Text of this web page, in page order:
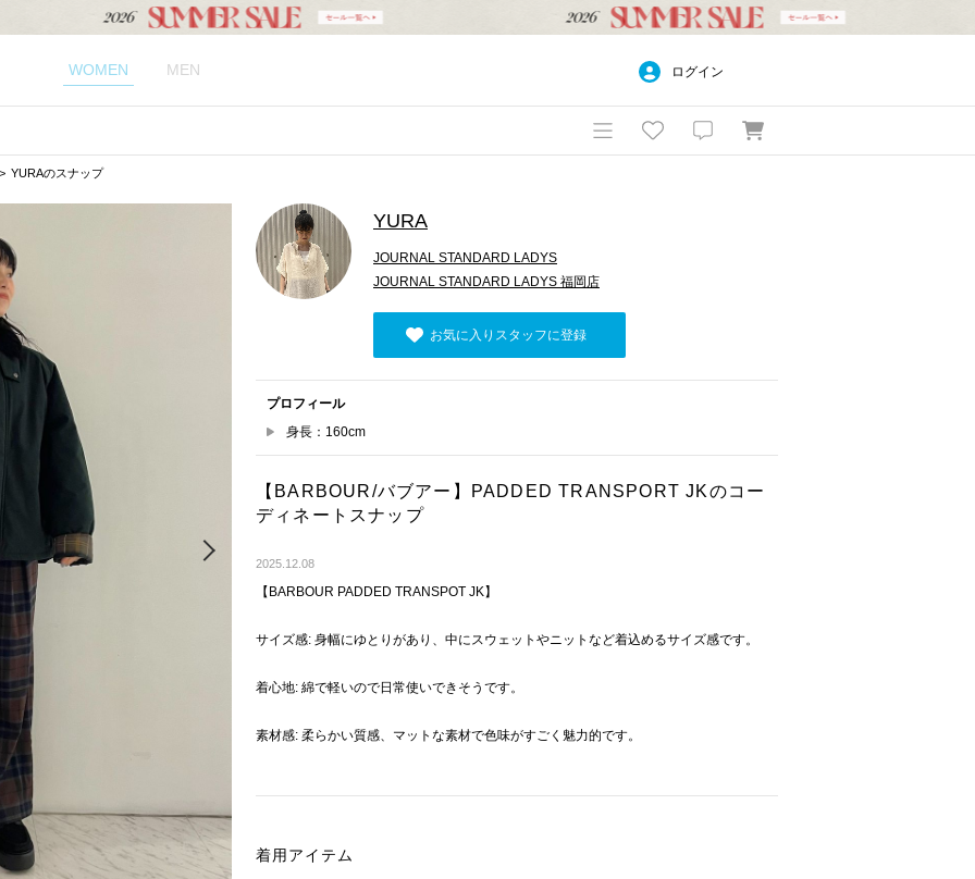
WOMEN MEN ログイン
YURAのスナップ
YURA
JOURNAL STANDARD LADYS
JOURNAL STANDARD LADYS 福岡店
お気に入りスタッフに登録
プロフィール
身長：160cm
【BARBOUR/バブアー】PADDED TRANSPORT JKのコー
ディネートスナップ
2025.12.08
【BARBOUR PADDED TRANSPOT JK】
サイズ感: 身幅にゆとりがあり、中にスウェットやニットなど着込めるサイズ感です。
着心地: 綿で軽いので日常使いできそうです。
素材感: 柔らかい質感、マットな素材で色味がすごく魅力的です。
着用アイテム